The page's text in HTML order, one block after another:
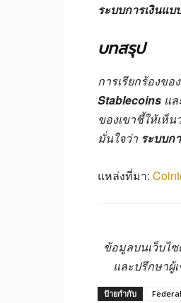
ระบบการเงินแ
บทสรุป
การเรียกร้องของ
Stablecoins แ
ของเขาชี้ให้เห็
มั่นใจว่า ระบบก
แหล่งที่มา:
ข้อมูลบนเว็บไ
และปรึกษาผู้
ป้ายกำกับ